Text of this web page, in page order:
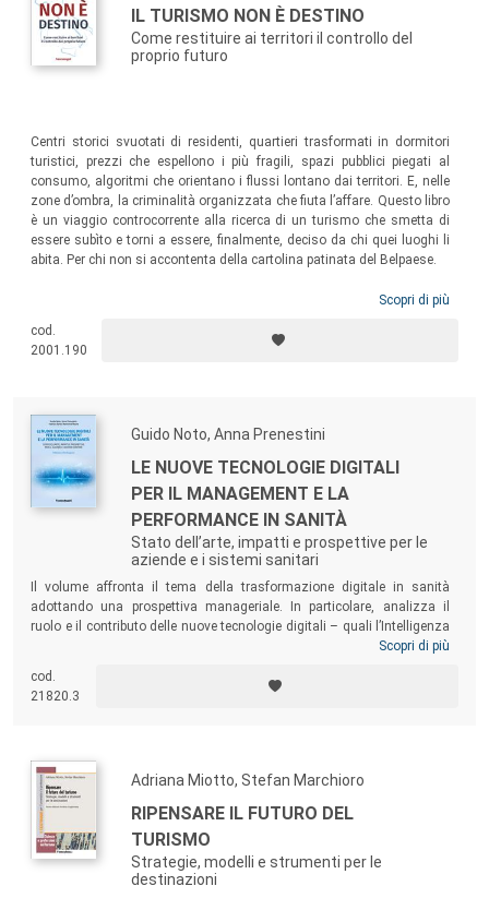
IL TURISMO NON È DESTINO
Come restituire ai territori il controllo del
proprio futuro
Centri storici svuotati di residenti, quartieri trasformati in dormitori
turistici, prezzi che espellono i più fragili, spazi pubblici piegati al
consumo, algoritmi che orientano i flussi lontano dai territori. E, nelle
zone d’ombra, la criminalità organizzata che fiuta l’affare. Questo libro
è un viaggio controcorrente alla ricerca di un turismo che smetta di
essere subìto e torni a essere, finalmente, deciso da chi quei luoghi li
abita. Per chi non si accontenta della cartolina patinata del Belpaese.
Scopri di più
cod.
2001.190
Guido Noto, Anna Prenestini
LE NUOVE TECNOLOGIE DIGITALI
PER IL MANAGEMENT E LA
PERFORMANCE IN SANITÀ
Stato dell’arte, impatti e prospettive per le
aziende e i sistemi sanitari
Il volume affronta il tema della trasformazione digitale in sanità
adottando una prospettiva manageriale. In particolare, analizza il
ruolo e il contributo delle nuove tecnologie digitali – quali l’Intelligenza
Artificiale, la Business Intelligence, i Big Data – nel supportare e
aziende sanitarie pubbliche e private, evidenziandone le potenzialità in
termini di supporto ai processi decisionali e alla creazione di valore.
Scopri di più
cod.
21820.3
Adriana Miotto, Stefan Marchioro
RIPENSARE IL FUTURO DEL
TURISMO
Strategie, modelli e strumenti per le
destinazioni